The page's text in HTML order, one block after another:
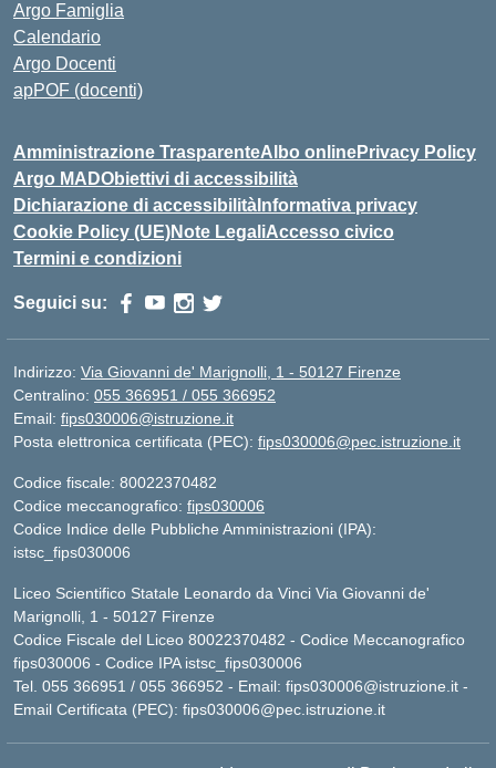
Argo Famiglia
Calendario
Argo Docenti
apPOF (docenti)
Amministrazione TrasparenteAlbo onlinePrivacy Policy
Argo MADObiettivi di accessibilità
Dichiarazione di accessibilità Informativa privacy
Cookie Policy (UE)Note LegaliAccesso civico
Termini e condizioni
Seguici su:
Indirizzo: Via Giovanni de' Marignolli, 1 - 50127 Firenze
Centralino: 055 366951 / 055 366952
Email: fips030006@istruzione.it
Posta elettronica certificata (PEC): fips030006@pec.istruzione.it
Codice fiscale: 80022370482
Codice meccanografico: fips030006
Codice Indice delle Pubbliche Amministrazioni (IPA):
istsc_fips030006
Liceo Scientifico Statale Leonardo da Vinci Via Giovanni de'
Marignolli, 1 - 50127 Firenze
Codice Fiscale del Liceo 80022370482 - Codice Meccanografico
fips030006 - Codice IPA istsc_fips030006
Tel. 055 366951 / 055 366952 - Email: fips030006@istruzione.it -
Email Certificata (PEC): fips030006@pec.istruzione.it